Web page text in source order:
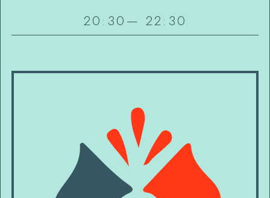
20:30— 22:30